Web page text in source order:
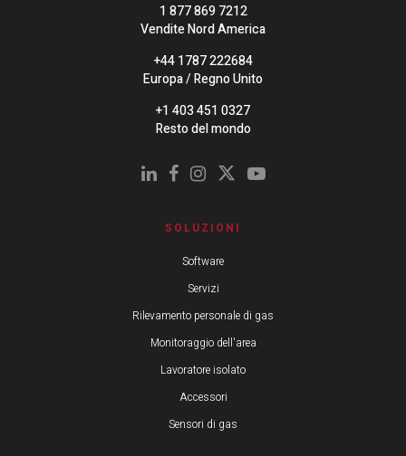
1 877 869 7212
Vendite Nord America
+44 1787 222684
Europa / Regno Unito
+1 403 451 0327
Resto del mondo
SOLUZIONI
Software
Servizi
Rilevamento personale di gas
Monitoraggio dell'area
Lavoratore isolato
Accessori
Sensori di gas